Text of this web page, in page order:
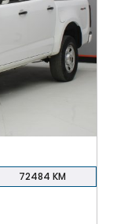
72484